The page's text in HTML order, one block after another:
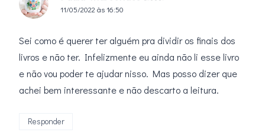
11/05/2022 às 16:50
Sei como é querer ter alguém pra dividir os finais dos
livros e não ter. Infelizmente eu ainda não li esse livro
e não vou poder te ajudar nisso. Mas posso dizer que
achei bem interessante e não descarto a leitura.
Responder